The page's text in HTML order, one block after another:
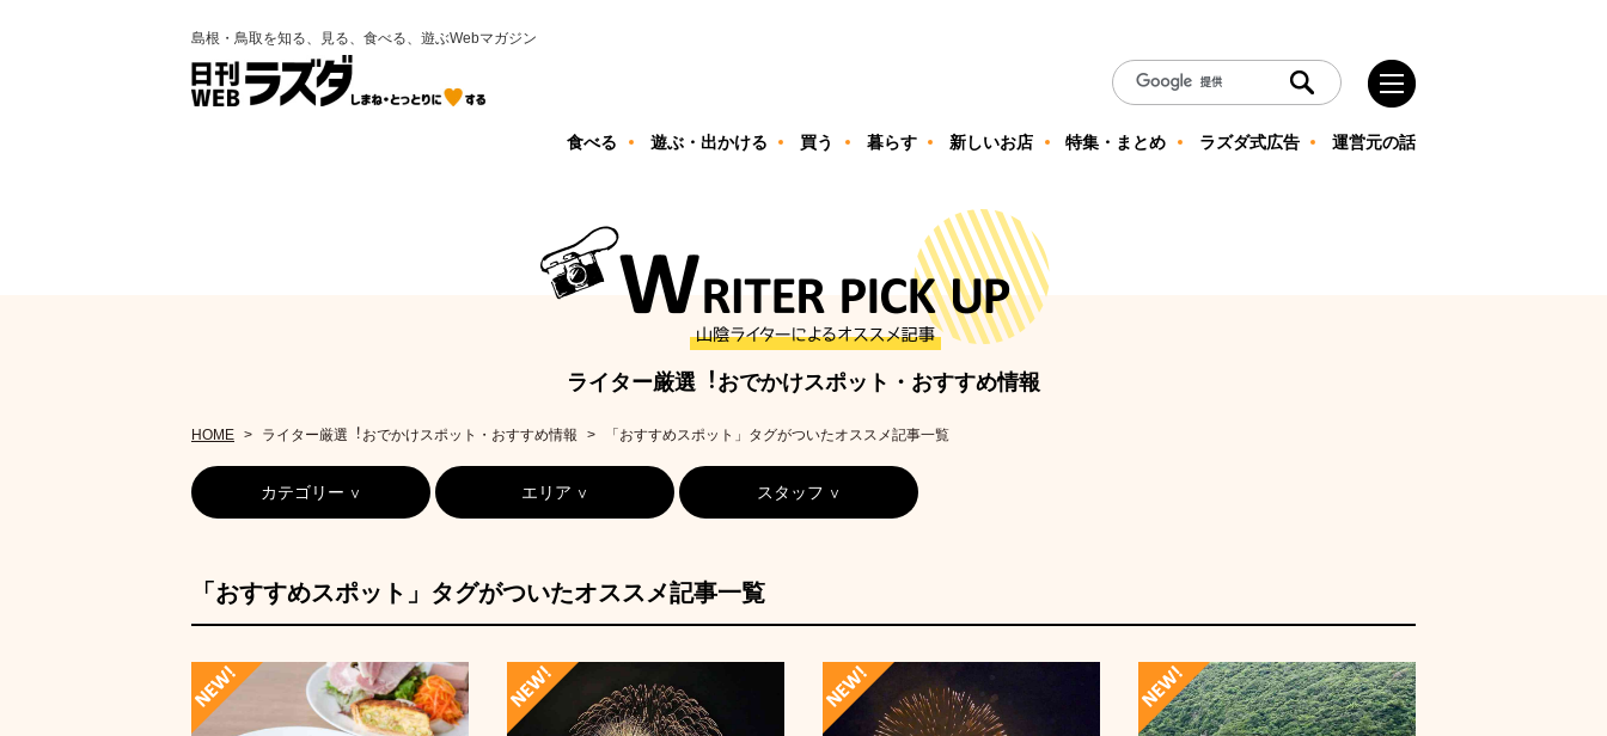
島根・鳥取を知る、見る、食べる、遊ぶWebマガジン
食べる 遊ぶ・出かける 買う 暮らす 新しいお店 特集・まとめ ラズダ式広告 運営元の話
ライター厳選︕おでかけスポット・おすすめ情報
HOME ライター厳選︕おでかけスポット・おすすめ情報 「おすすめスポット」タグがついたオススメ記事一覧
カテゴリー エリア スタッフ
「おすすめスポット」タグがついたオススメ記事一覧